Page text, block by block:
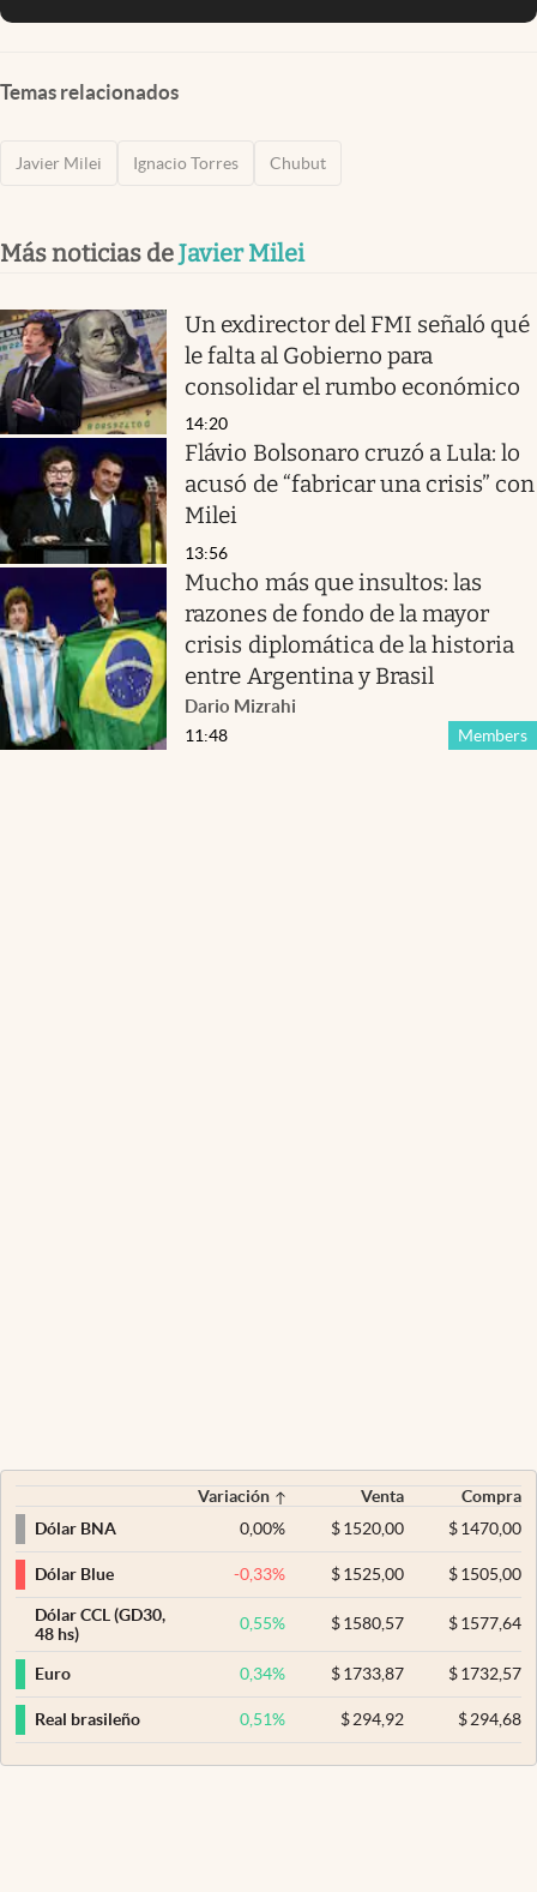
Temas relacionados
Javier Milei Ignacio Torres Chubut
Más noticias deJavier Milei
Un exdirector del FMI señaló qué
le falta al Gobierno para
consolidar el rumbo económico
14:20
Flávio Bolsonaro cruzó a Lula: lo
acusó de “fabricar una crisis” con
Milei
13:56
Mucho más que insultos: las
razones de fondo de la mayor
crisis diplomática de la historia
entre Argentina y Brasil
Dario Mizrahi
Members
11:48
Variación Venta
Compra
Dólar BNA
0,00% $ 1520,00 $1470,00
Dólar Blue -0,33% $ 1525,00 $1505,00
Dólar CCL (GD30,
48 hs)
0,55% $ 1580,57 $1577,64
Euro 0,34% $ 1733,87 $1732,57
Real brasileño 0,51% $ 294,92 $294,68